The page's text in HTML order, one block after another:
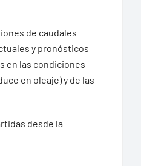
de caudales
y pronósticos
en las condiciones
en oleaje) y de las
desde la